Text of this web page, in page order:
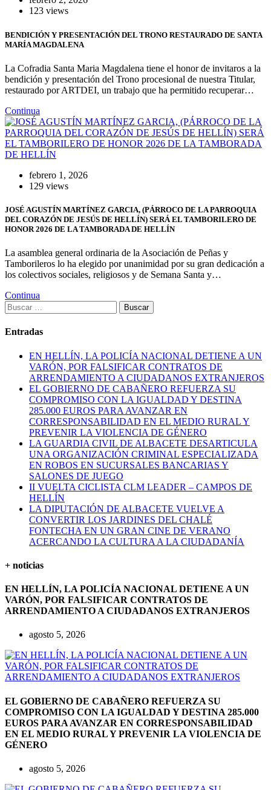
123 views
BENDICIÓN Y PRESENTACIÓN DEL TRONO RESTAURADO DE SANTA
MARÍA MAGDALENA
La Cofradia Santa Maria Magdalena tiene el honor de invitaros a la
bendición y presentación del Trono procesional de nuestra Titular,
restaurado por ARTDEI, un trabajo que ha permitido recuperar…
Continua
febrero 1, 2026
129 views
JOSÉ AGUSTÍN MARTÍNEZ GARCIA, (PÁRROCO DE LA PARROQUIA
DEL CORAZÓN DE JESÚS DE HELLÍN) SERÁ EL TAMBORILERO DE
HONOR 2026 DE LA TAMBORADA DE HELLÍN
La asamblea general ordinaria de la Asociación de Peñas y
Tamborileros lo ha elegido por unanimidad por su gran dedicación a
los colectivos sociales, religiosos y de Semana Santa y…
Continua
Buscar:
Entradas
EN HELLÍN, LA POLICÍA NACIONAL DETIENE A UN
VARÓN, POR FALSIFICAR CONTRATOS DE
ARRENDAMIENTO A CIUDADANOS EXTRANJEROS
EL GOBIERNO DE CABAÑERO REFUERZA SU
COMPROMISO CON LA IGUALDAD Y DESTINA
285.000 EUROS PARA AVANZAR EN
CORRESPONSABILIDAD EN EL MEDIO RURAL Y
PREVENIR LA VIOLENCIA DE GÉNERO
LA GUARDIA CIVIL DE ALBACETE DESARTICULA
UNA ORGANIZACIÓN CRIMINAL ESPECIALIZADA
EN ROBOS EN SUCURSALES BANCARIAS Y
SALONES DE JUEGO
II VUELTA CICLISTA CLM LEADER – CAMPOS DE
HELLÍN
LA DIPUTACIÓN DE ALBACETE VUELVE A
CONVERTIR LOS JARDINES DEL CHALÉ
FONTECHA EN UN GRAN CINE DE VERANO
ACERCANDO LA CULTURA A LA CIUDADANÍA
+ noticias
EN HELLÍN, LA POLICÍA NACIONAL DETIENE A UN
VARÓN, POR FALSIFICAR CONTRATOS DE
ARRENDAMIENTO A CIUDADANOS EXTRANJEROS
agosto 5, 2026
EL GOBIERNO DE CABAÑERO REFUERZA SU
COMPROMISO CON LA IGUALDAD Y DESTINA 285.000
EUROS PARA AVANZAR EN CORRESPONSABILIDAD
EN EL MEDIO RURAL Y PREVENIR LA VIOLENCIA DE
GÉNERO
agosto 5, 2026